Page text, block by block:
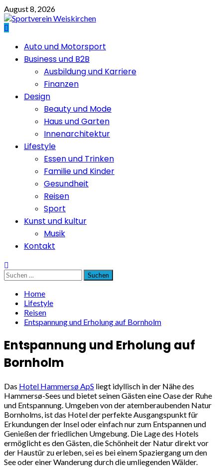
Skip
to
content
August 8, 2026
PrimaryAuto und Motorsport
Business und B2B
Ausbildung und Karriere
Finanzen
Design
Beauty und Mode
Haus und Garten
Innenarchitektur
Lifestyle
Essen und Trinken
Familie und Kinder
Gesundheit
Reisen
Sport
Kunst und kultur
Musik
Kontakt
Suchen
nach:
Home
Lifestyle
Reisen
Entspannung und Erholung auf Bornholm
Entspannung und Erholung auf
Bornholm
Das Hotel Hammersø ApS liegt idyllisch in der Nähe des
Hammersø-Sees und bietet seinen Gästen eine Oase der Ruhe
und Entspannung. Umgeben von der atemberaubenden Natur
Bornholms, ist das Hotel der perfekte Ausgangspunkt für
Erkundungen der Insel oder einfach nur zum Entspannen und
Genießen der friedlichen Umgebung. Die Lage des Hotels
ermöglicht es den Gästen, die Schönheit der Natur direkt vor
der Haustür zu erleben, sei es bei einem Spaziergang um den
See oder einer Wanderung durch die umliegenden Wälder.